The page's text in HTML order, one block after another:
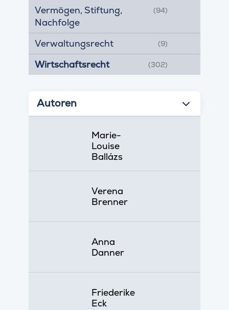
Vermögen, Stiftung,
Nachfolge
(94)
Verwaltungsrecht (9)
Wirtschaftsrecht (302)
Autoren
Marie-
Louise
Ballázs
Verena
Brenner
Anna
Danner
Friederike
Eck